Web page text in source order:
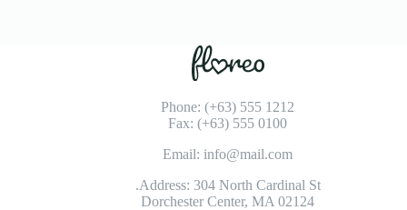
Phone: (+63) 555 1212
Fax: (+63) 555 0100
Email: info@mail.com
Address: 304 North Cardinal St.
Dorchester Center, MA 02124